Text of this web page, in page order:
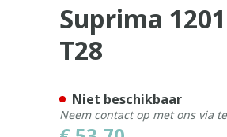
Met Drukknop
Suprima
T28
Niet beschikbaar
Neem contact op met ons via